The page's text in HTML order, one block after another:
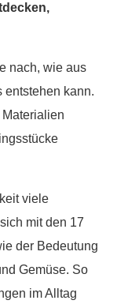
nach, wie aus
entstehen kann.
viele
mit den 17
der Bedeutung
Gemüse. So
im Alltag